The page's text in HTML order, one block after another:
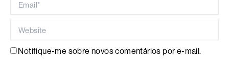
Notifique-me sobre novos comentários por e-mail.